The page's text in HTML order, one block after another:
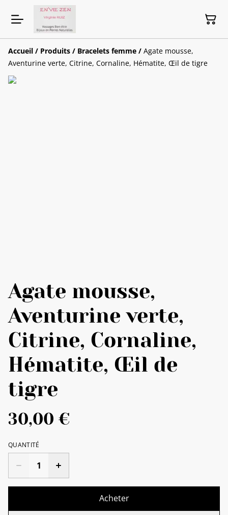
Accueil / Produits / Bracelets femme / Agate mousse,
Aventurine verte, Citrine, Cornaline, Hématite, Œil de tigre
Agate mousse,
Aventurine verte,
Citrine, Cornaline,
Hématite, Œil de
tigre
30,00 €
QUANTITÉ
Acheter